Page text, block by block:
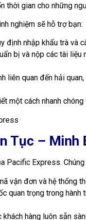
thời gian cho những
nghiệm sẽ hỗ trợ bạn:
định nhập khẩu trà và
bị và nộp các tài
liên quan đến hải
một cách nhanh
Tục – Minh
Express.
vận đơn và hệ thống
quan trọng trong
hàng luôn sẵn